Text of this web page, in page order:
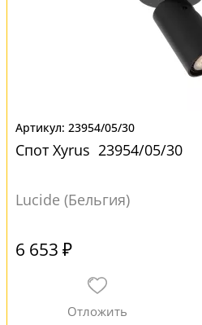
23954/05/30
Спот Xyrus 23954/05/30
Lucide (Бельгия)
6 653 ₽